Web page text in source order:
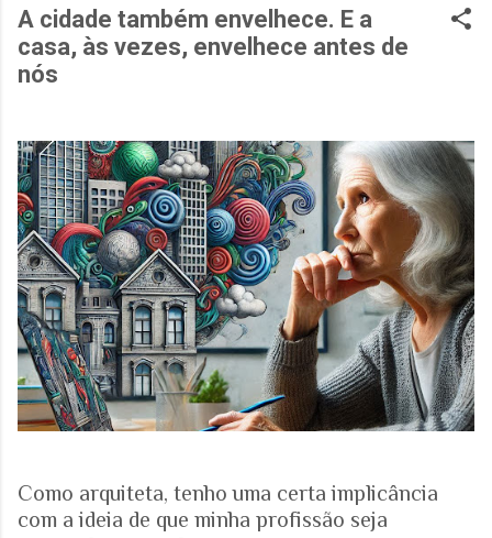
A cidade também envelhece. E a
casa, às vezes, envelhece antes de
nós
Como arquiteta, tenho uma certa implicância
com a ideia de que minha profissão seja